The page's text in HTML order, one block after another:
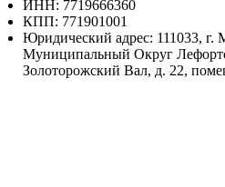
ИНН: 7719666360
КПП: 771901001
Юридический адрес: 111033, г.
Муниципальный Округ
Золоторожский Вал, д. 22,